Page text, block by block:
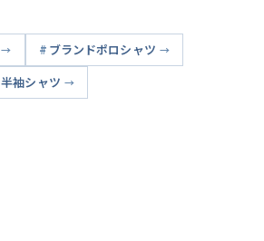
ブランドポロシャツ
半袖シャツ